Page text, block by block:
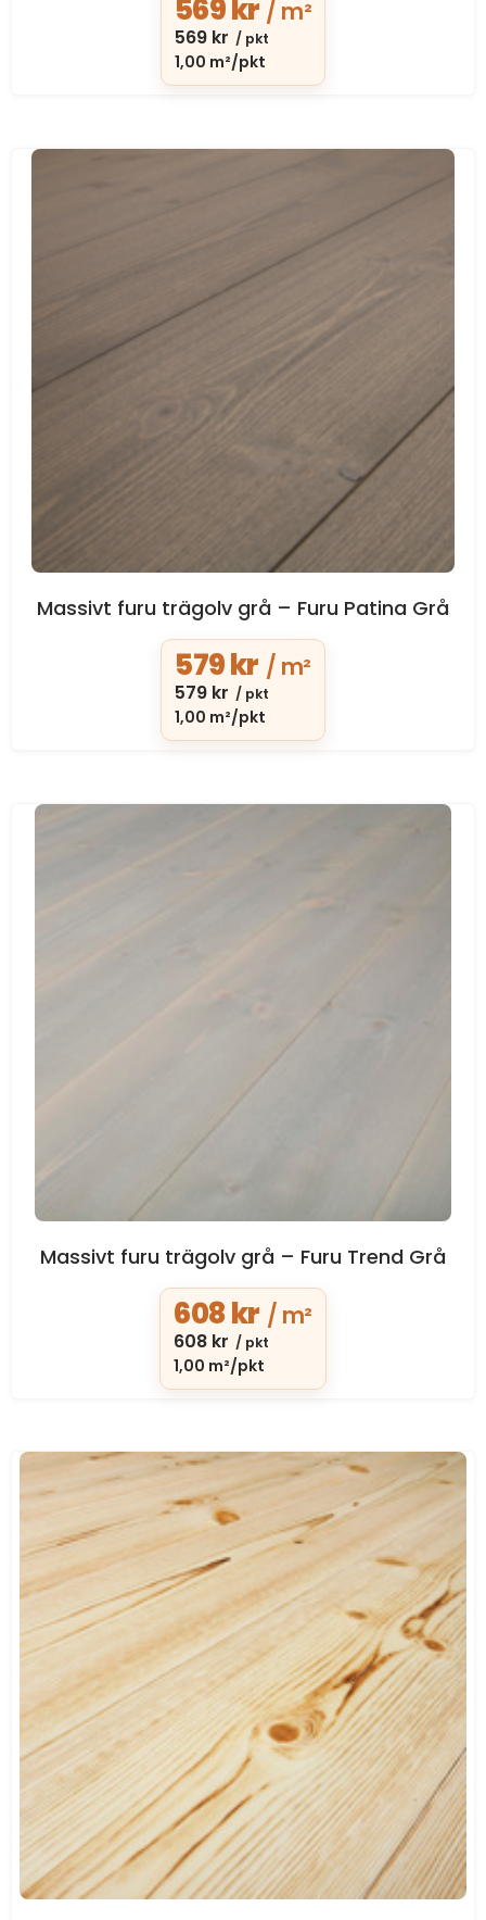
569kr / m²
569 kr / pkt
1,00 m²/pkt
Massivt furu trägolv grå – Furu Patina Grå
579kr / m²
579 kr / pkt
1,00 m²/pkt
Massivt furu trägolv grå – Furu Trend Grå
608kr / m²
608 kr / pkt
1,00 m²/pkt